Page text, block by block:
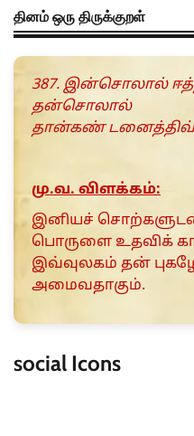
தினம் ஒரு திருக்குறள்
387. இன்சொலால்
தன்சொலால்
தான்கண் டனைத்திவ்
மு.வ. விளக்கம்:
இனியச்
பொருளை உதவிக்
இவ்வுலகம் தன்
அமைவதாகும்.
social Icons